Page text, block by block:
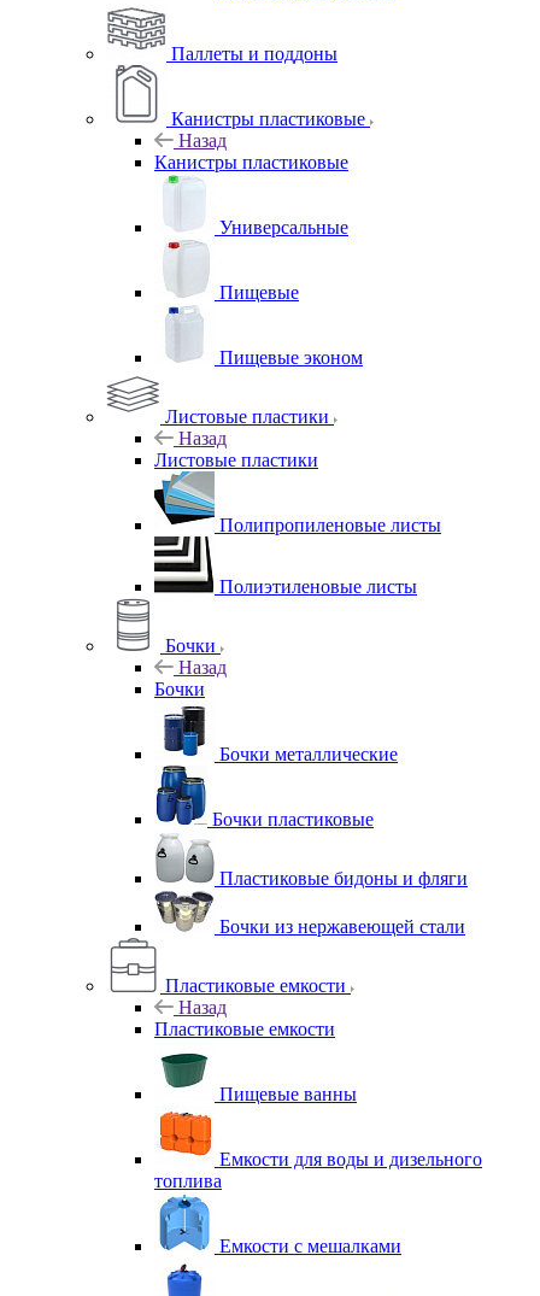
Паллеты и поддоны
Канистры пластиковые
Назад
Канистры пластиковые
Универсальные
Пищевые
Пищевые эконом
Листовые пластики
Назад
Листовые пластики
Полипропиленовые листы
Полиэтиленовые листы
Бочки
Назад
Бочки
Бочки металлические
Бочки пластиковые
Пластиковые бидоны и фляги
Бочки из нержавеющей стали
Пластиковые емкости
Назад
Пластиковые емкости
Пищевые ванны
Емкости для воды и дизельного
топлива
Емкости с мешалками